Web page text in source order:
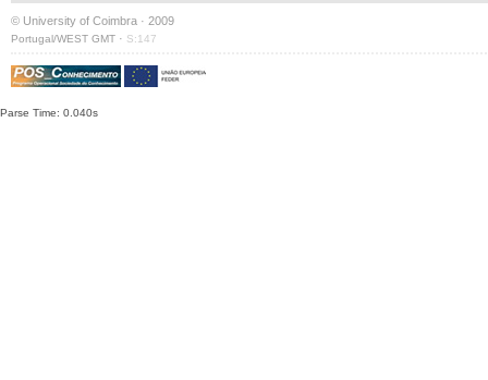
© University of Coimbra · 2009
Portugal/WEST GMT · S:147
Parse Time: 0.040s